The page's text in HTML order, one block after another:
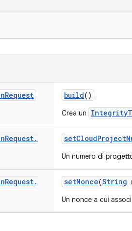
Request build()
Crea un
Request.
Un numero di
Request.
setNonce(String
Un nonce a cui